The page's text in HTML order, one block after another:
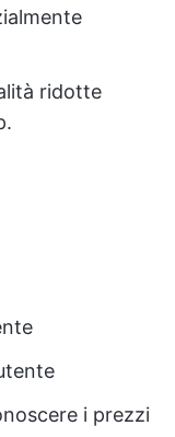
ridotte
i prezzi